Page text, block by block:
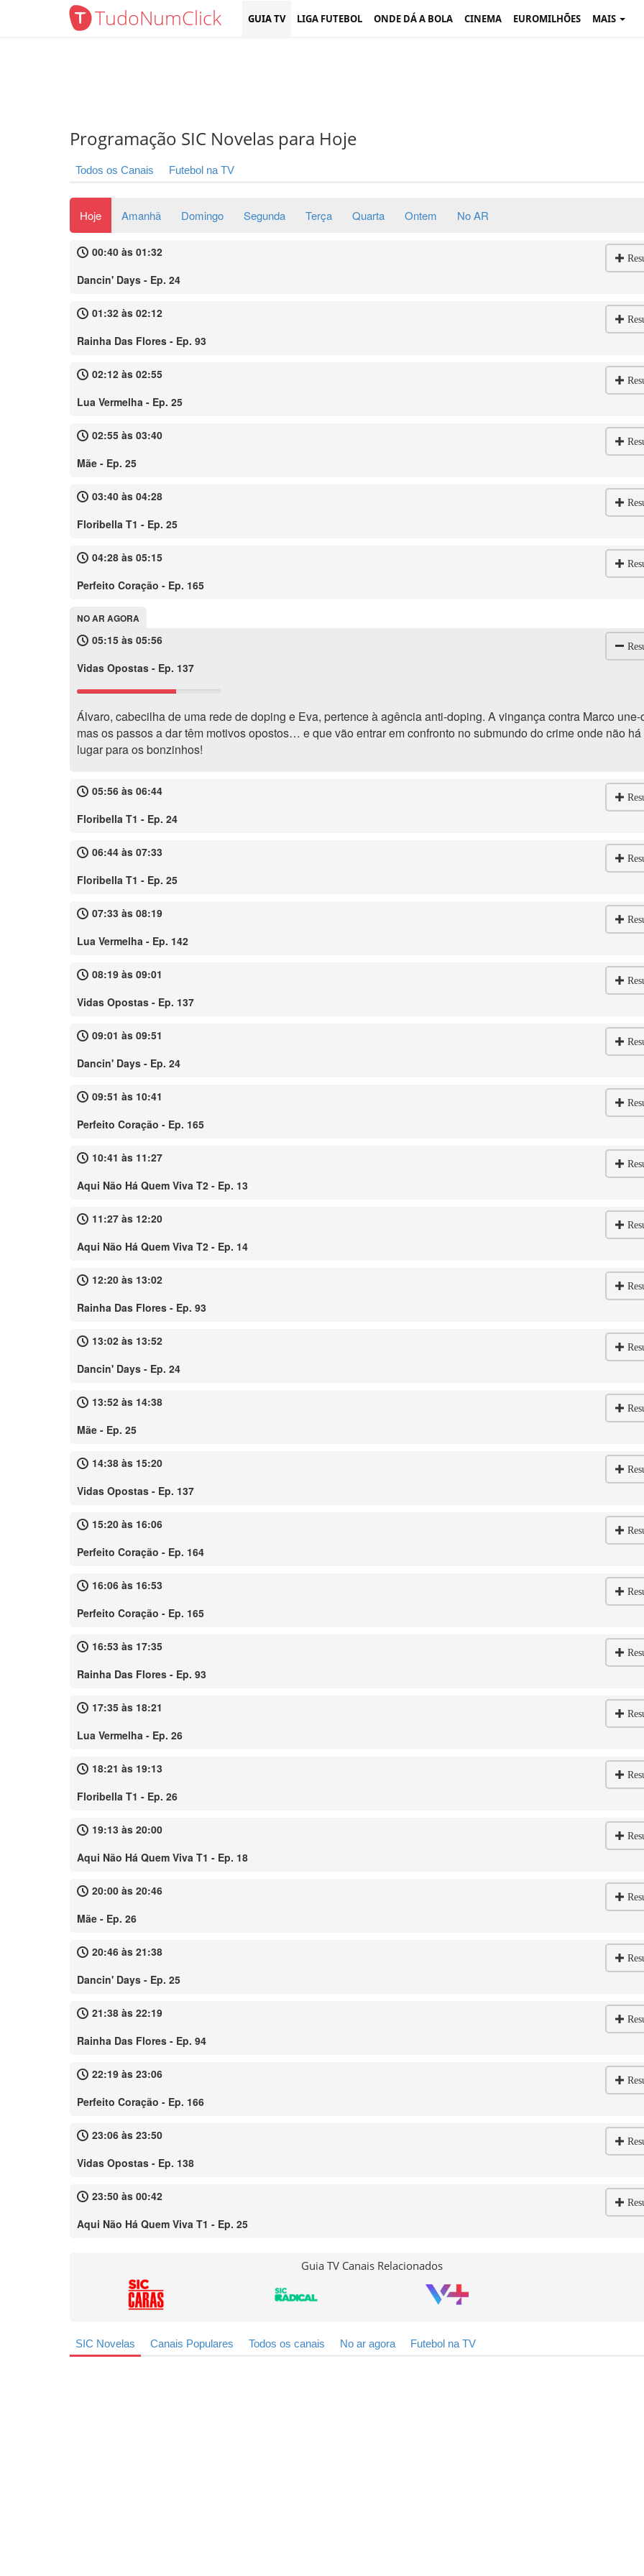
TudoNumClick GUIA TV LIGA FUTEBOL ONDE DÁ A BOLA CINEMA EUROMILHÕES MAIS
Programação SIC Novelas para Hoje
Todos os Canais Futebol na TV
Hoje Amanhã Domingo Segunda Terça Quarta Ontem No AR
00:40 às 01:32
Dancin' Days - Ep. 24
01:32 às 02:12
Rainha Das Flores - Ep. 93
02:12 às 02:55
Lua Vermelha - Ep. 25
02:55 às 03:40
Mãe - Ep. 25
03:40 às 04:28
Floribella T1 - Ep. 25
04:28 às 05:15
Perfeito Coração - Ep. 165
NO AR AGORA
05:15 às 05:56
Vidas Opostas - Ep. 137
Álvaro, cabecilha de uma rede de doping e Eva, pertence à agência anti-doping. A vingança contra Marco une-
mas os passos a dar têm motivos opostos… e que vão entrar em confronto no submundo do crime onde não há
lugar para os bonzinhos!
05:56 às 06:44
Floribella T1 - Ep. 24
06:44 às 07:33
Floribella T1 - Ep. 25
07:33 às 08:19
Lua Vermelha - Ep. 142
08:19 às 09:01
Vidas Opostas - Ep. 137
09:01 às 09:51
Dancin' Days - Ep. 24
09:51 às 10:41
Perfeito Coração - Ep. 165
10:41 às 11:27
Aqui Não Há Quem Viva T2 - Ep. 13
11:27 às 12:20
Aqui Não Há Quem Viva T2 - Ep. 14
12:20 às 13:02
Rainha Das Flores - Ep. 93
13:02 às 13:52
Dancin' Days - Ep. 24
13:52 às 14:38
Mãe - Ep. 25
14:38 às 15:20
Vidas Opostas - Ep. 137
15:20 às 16:06
Perfeito Coração - Ep. 164
16:06 às 16:53
Perfeito Coração - Ep. 165
16:53 às 17:35
Rainha Das Flores - Ep. 93
17:35 às 18:21
Lua Vermelha - Ep. 26
18:21 às 19:13
Floribella T1 - Ep. 26
19:13 às 20:00
Aqui Não Há Quem Viva T1 - Ep. 18
20:00 às 20:46
Mãe - Ep. 26
20:46 às 21:38
Dancin' Days - Ep. 25
21:38 às 22:19
Rainha Das Flores - Ep. 94
22:19 às 23:06
Perfeito Coração - Ep. 166
23:06 às 23:50
Vidas Opostas - Ep. 138
23:50 às 00:42
Aqui Não Há Quem Viva T1 - Ep. 25
Guia TV Canais Relacionados
SIC Novelas Canais Populares Todos os canais No ar agora Futebol na TV